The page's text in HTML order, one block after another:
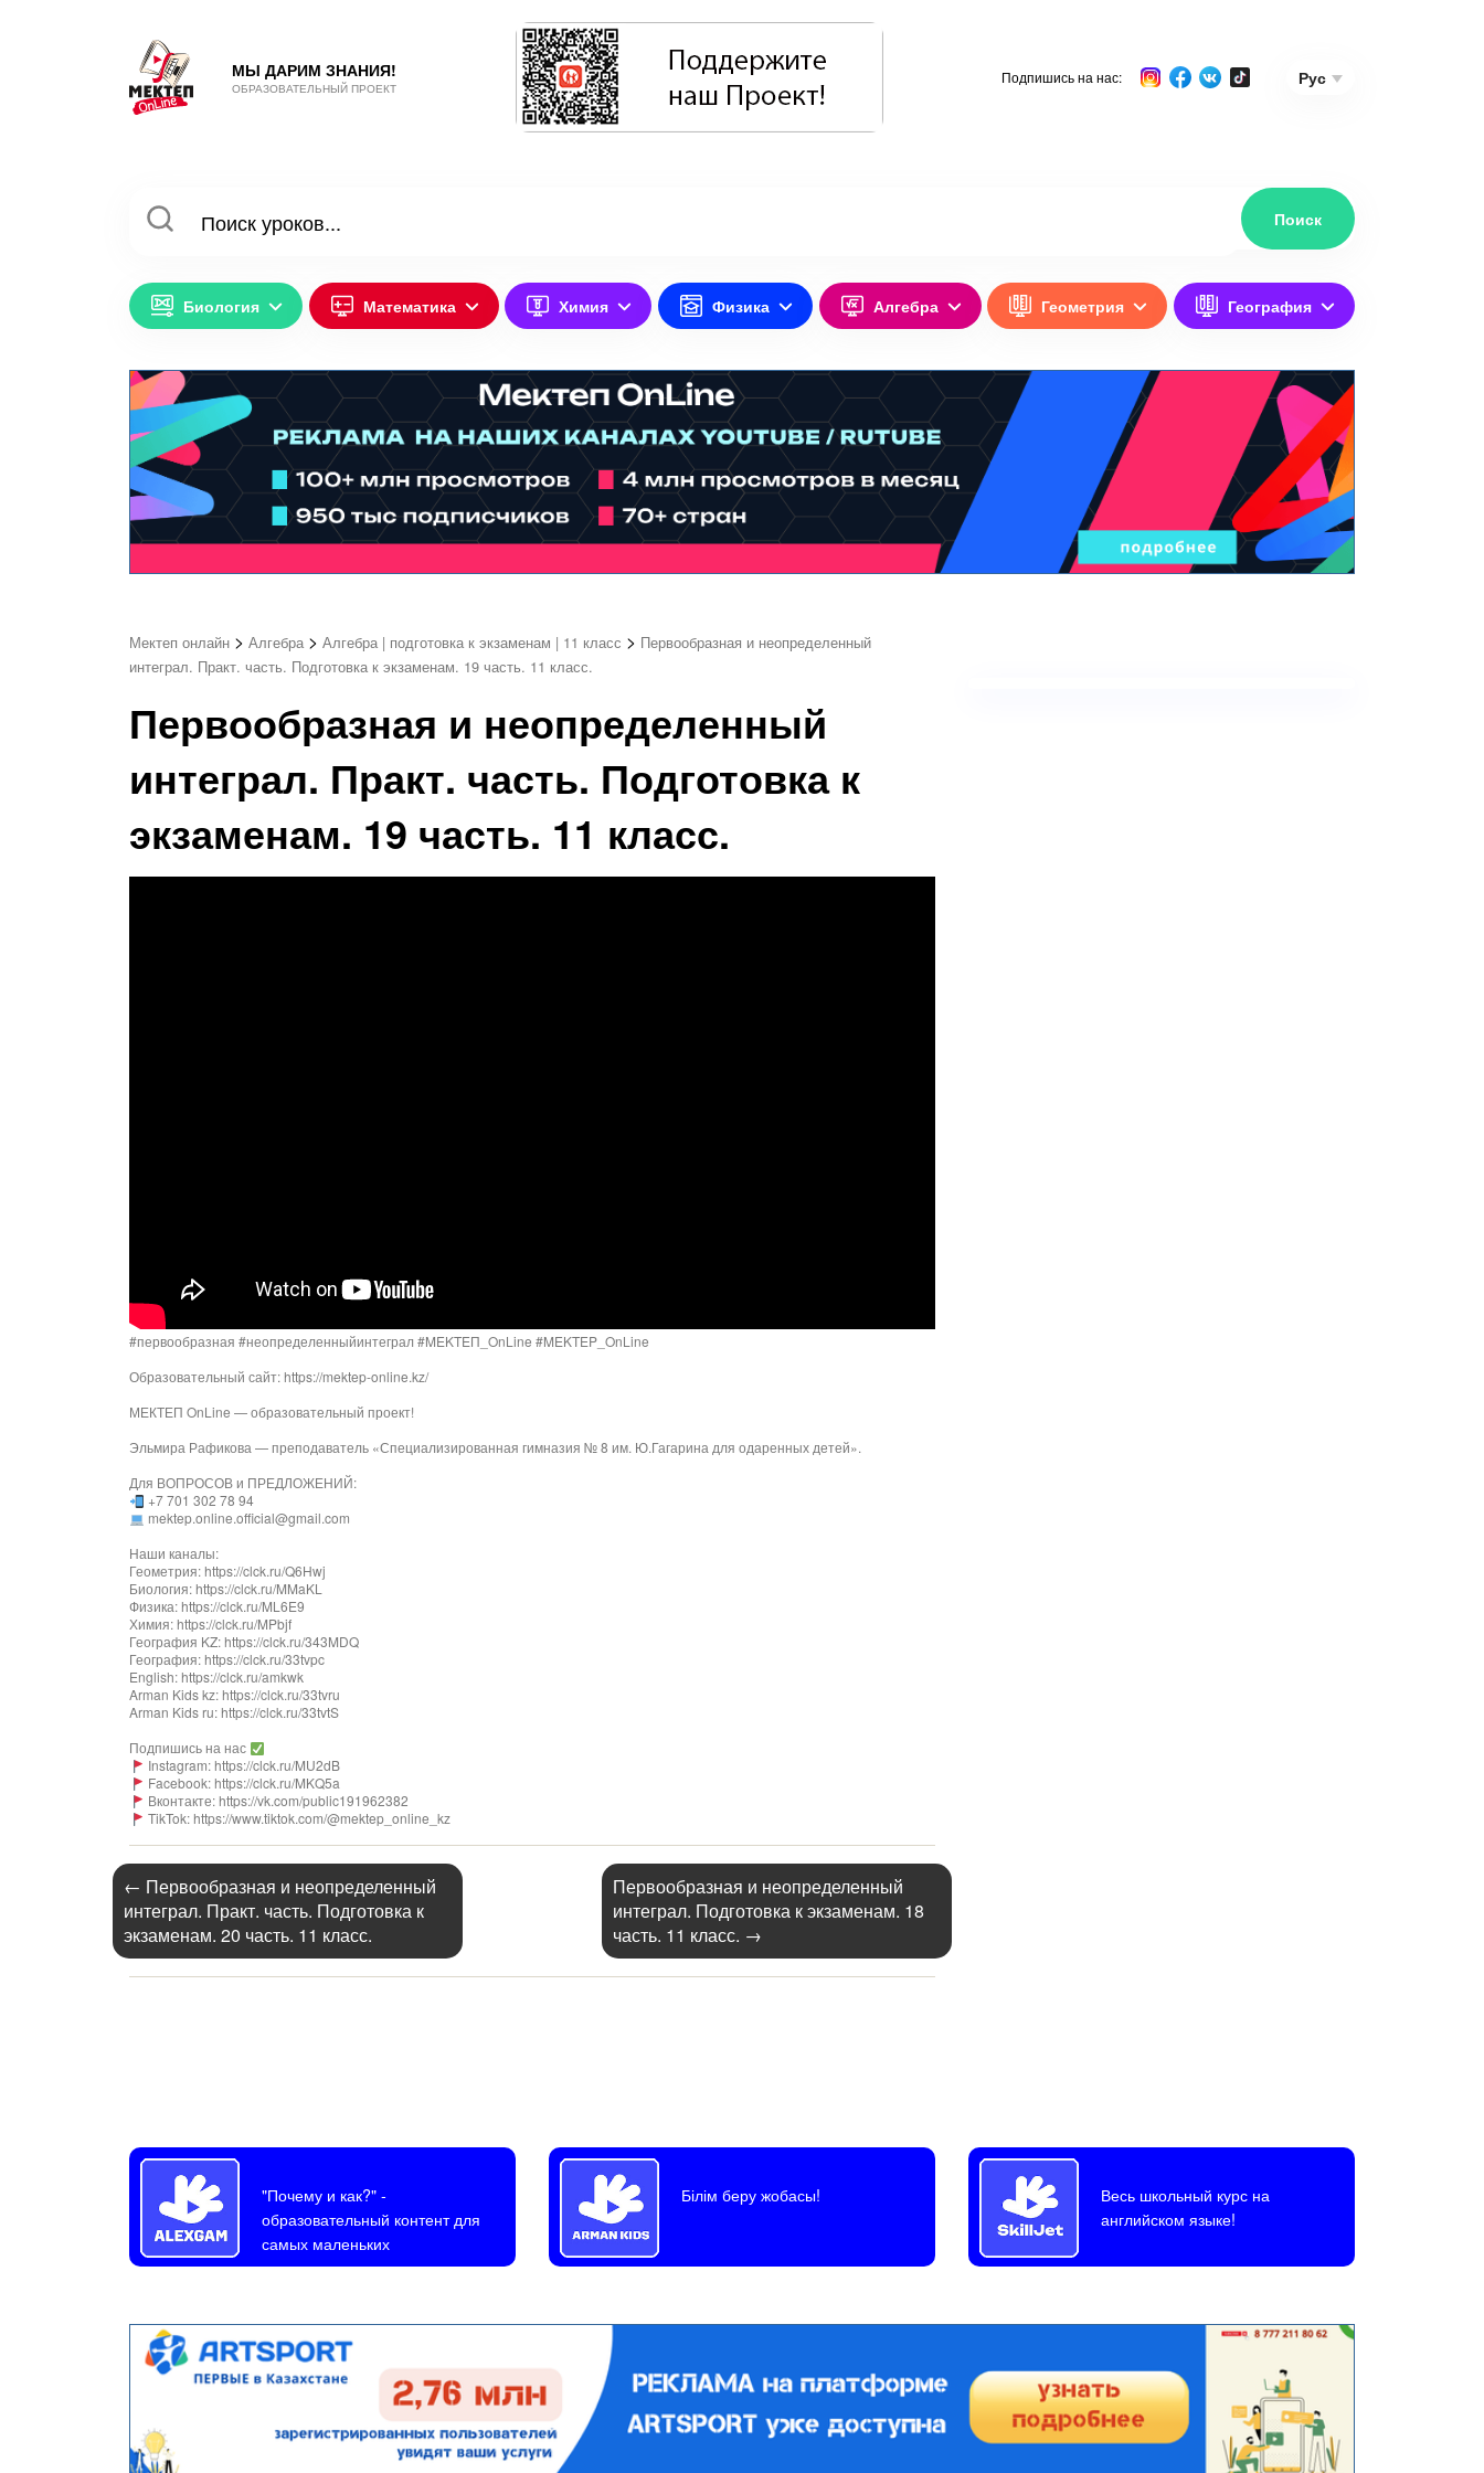
МЫ ДАРИМ ЗНАНИЯ!
ОБРАЗОВАТЕЛЬНЫЙ ПРОЕКТ
Подпишись на нас: Рус
Биология Математика Химия Физика Алгебра Геометрия География
Мектеп онлайн > Алгебра > Алгебра | подготовка к экзаменам | 11 класс > Первообразная и неопределенный
интеграл. Практ. часть. Подготовка к экзаменам. 19 часть. 11 класс.
Первообразная и неопределенный
интеграл. Практ. часть. Подготовка к
экзаменам. 19 часть. 11 класс.
#первообразная #неопределенныйинтеграл #MEKTEП_OnLine​ #MEKTEP_OnLine​
Образовательный сайт: https://mektep-online.kz/
МЕКТЕП OnLine — образовательный проект!
Эльмира Рафикова — преподаватель «Специализированная гимназия № 8 им. Ю.Гагарина для одаренных детей».
Для ВОПРОСОВ и ПРЕДЛОЖЕНИЙ:
+7 701 302 78 94
mektep.online.official@gmail.com
Наши каналы:
Геометрия: https://clck.ru/Q6Hwj
Биология: https://clck.ru/MMaKL
Физика: https://clck.ru/ML6E9
Химия: https://clck.ru/MPbjf
География KZ: https://clck.ru/343MDQ
География: https://clck.ru/33tvpc
English: https://clck.ru/amkwk
Arman Kids kz: https://clck.ru/33tvru
Arman Kids ru: https://clck.ru/33tvtS
Подпишись на нас
Instagram: https://clck.ru/MU2dB
Facebook: https://clck.ru/MKQ5a
Вконтакте: https://vk.com/public191962382
TikTok: https://www.tiktok.com/@mektep_online_kz
← Первообразная и неопределенный
интеграл. Практ. часть. Подготовка к
экзаменам. 20 часть. 11 класс.
Первообразная и неопределенный
интеграл. Подготовка к экзаменам. 18
часть. 11 класс. →
"Почему и как?"-
образовательный контент для
самых маленьких
Білім беру жобасы!
Весь школьный курс на
английском языке!